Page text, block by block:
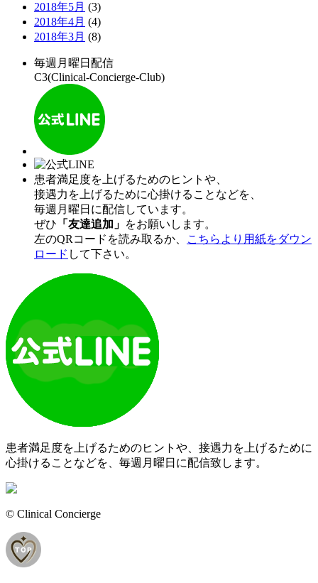
2018年5月 (3)
2018年4月 (4)
2018年3月 (8)
毎週月曜日配信
C3(Clinical-Concierge-Club)
患者満足度を上げるためのヒントや、
接遇力を上げるために心掛けることなどを、
毎週月曜日に配信しています。
ぜひ 「友達追加」 をお願いします。
左のQRコードを読み取るか、
こちらより用紙をダウン
ロード して下さい。
患者満足度を上げるためのヒントや、接遇力を上げるために
心掛けることなどを、毎週月曜日に配信致します。
© Clinical Concierge